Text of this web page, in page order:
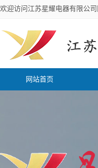
欢迎访问江苏星耀电器有限公
网站首页